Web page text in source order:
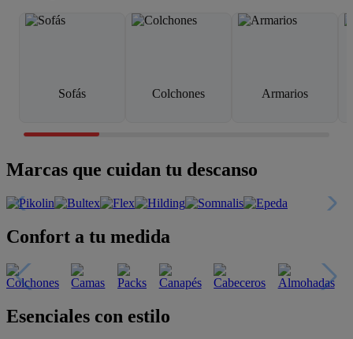
Sofás Colchones Armarios
Marcas que cuidan tu descanso
Confort a tu medida
Esenciales con estilo